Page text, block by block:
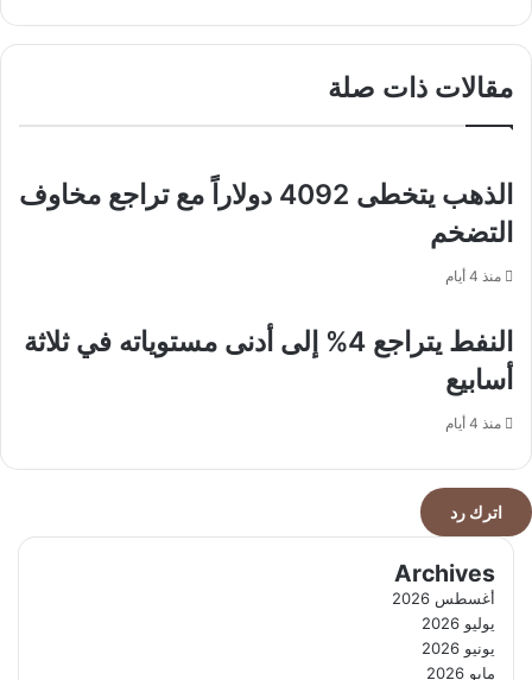
أبطال
للنخبة
أشخاص
إسبانيا
مقالات ذات صلة
الذهب يتخطى 4092 دولاراً مع تراجع مخاوف
التضخم
منذ 4 أيام
النفط يتراجع 4% إلى أدنى مستوياته في ثلاثة
أسابيع
منذ 4 أيام
اترك رد
Archives
أغسطس 2026
يوليو 2026
يونيو 2026
مايو 2026